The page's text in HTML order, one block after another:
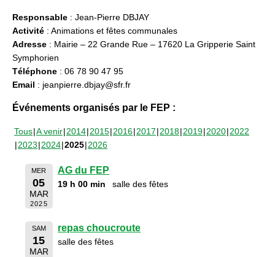
Responsable : Jean-Pierre DBJAY
Activité : Animations et fêtes communales
Adresse : Mairie – 22 Grande Rue – 17620 La Gripperie Saint
Symphorien
Téléphone : 06 78 90 47 95
Email : jeanpierre.dbjay@sfr.fr
Événements organisés par le FEP :
Tous A venir 2014 2015 2016 2017 2018 2019 2020 2022
2023 2024 2025 2026
MER
05
MAR
2025
AG du FEP
19 h 00 min salle des fêtes
SAM
15
MAR
repas choucroute
salle des fêtes